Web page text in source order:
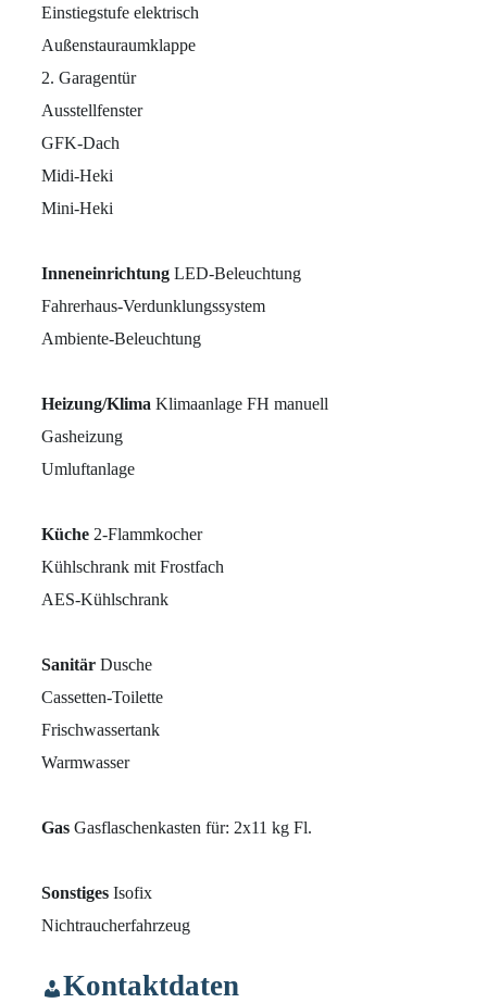
Einstiegstufe elektrisch
Außenstauraumklappe
2. Garagentür
Ausstellfenster
GFK-Dach
Midi-Heki
Mini-Heki
Inneneinrichtung LED-Beleuchtung
Fahrerhaus-Verdunklungssystem
Ambiente-Beleuchtung
Heizung/Klima Klimaanlage FH manuell
Gasheizung
Umluftanlage
Küche 2-Flammkocher
Kühlschrank mit Frostfach
AES-Kühlschrank
Sanitär Dusche
Cassetten-Toilette
Frischwassertank
Warmwasser
Gas Gasflaschenkasten für: 2x11 kg Fl.
Sonstiges Isofix
Nichtraucherfahrzeug
Kontaktdaten